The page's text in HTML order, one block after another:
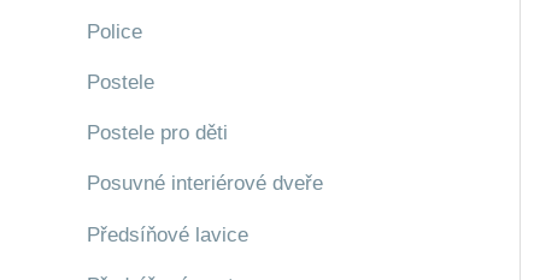
Police
Postele
Postele pro děti
Posuvné interiérové dveře
Předsíňové lavice